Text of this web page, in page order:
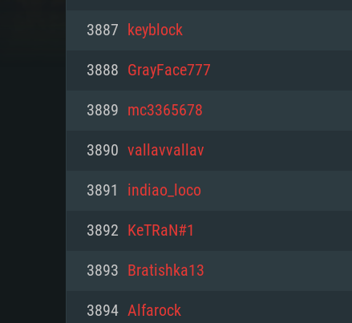
PC
최소사양
운영체제: Windows 10 (64 bit)
프로세서: 2.2 GHz 듀얼코어 이상
메모리: 4GB
최소사양
운영체제: Mac OS Big Sur 11.0
프로세서: 최소 2.2 GHz의 Core
최소사양
운영체제: 64bit Linux 중 최신 버
프로세서: 2.4 GHz 듀얼코어
메모리: 4 GB
3887 keyblock
3888 GrayFace777
3889 mc3365678
3890 vallavvallav
3891 indiao_loco
3892 KeTRaN#1
3893 Bratishka13
3894 Alfarock